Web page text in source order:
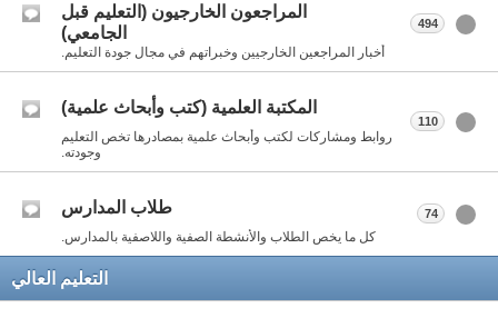
المراجعون الخارجيون (التعليم قبل
الجامعي)
أخبار المراجعين الخارجيين وخبراتهم في مجال جودة التعليم.
494
المكتبة العلمية (كتب وأبحاث علمية)
روابط ومشاركات لكتب وأبحاث علمية بمصادرها تخص التعليم
وجودته.
110
طلاب المدارس
كل ما يخص الطلاب والأنشطة الصفية واللاصفية بالمدارس.
74
التعليم العالي